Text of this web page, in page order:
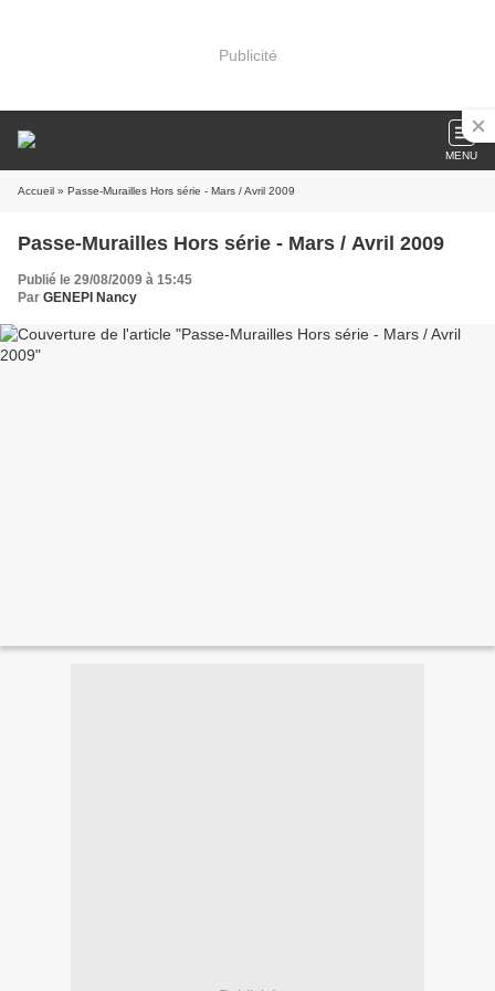
Publicité
MENU
Accueil » Passe-Murailles Hors série - Mars / Avril 2009
Passe-Murailles Hors série - Mars / Avril 2009
Publié le 29/08/2009 à 15:45
Par GENEPI Nancy